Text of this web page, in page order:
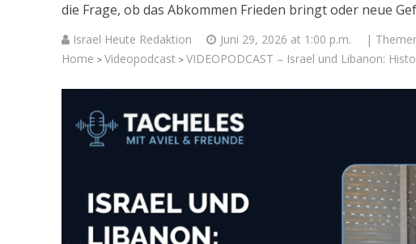
die Frage, ob das Abkommen Frieden bringt oder neue
Israel Heute Redaktion Juni 29, 2026 at 1:00 p.m. |
Home > Videopodcast > VIDEOPODCAST – Israel und Libanon:
Israel